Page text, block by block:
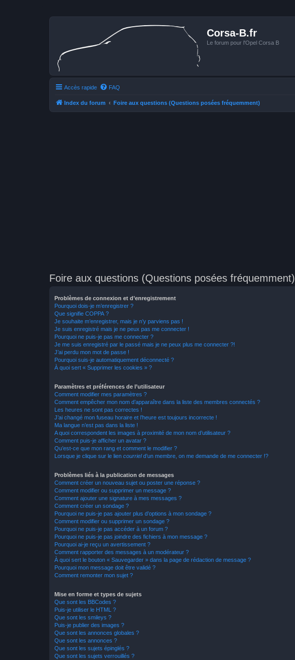
Corsa-B.fr
Le forum pour l'Opel Corsa B
Accès rapide FAQ
Index du forum Foire aux questions (Questions posées fréquemment)
Foire aux questions (Questions posées fréquemment)
Problèmes de connexion et d’enregistrement
Pourquoi dois-je m’enregistrer ?
Que signifie COPPA ?
Je souhaite m’enregistrer, mais je n’y parviens pas !
Je suis enregistré mais je ne peux pas me connecter !
Pourquoi ne puis-je pas me connecter ?
Je me suis enregistré par le passé mais je ne peux plus me connecter ?!
J’ai perdu mon mot de passe !
Pourquoi suis-je automatiquement déconnecté ?
À quoi sert « Supprimer les cookies » ?
Paramètres et préférences de l’utilisateur
Comment modifier mes paramètres ?
Comment empêcher mon nom d’apparaître dans la liste des membres connectés ?
Les heures ne sont pas correctes !
J’ai changé mon fuseau horaire et l’heure est toujours incorrecte !
Ma langue n’est pas dans la liste !
A quoi correspondent les images à proximité de mon nom d’utilisateur ?
Comment puis-je afficher un avatar ?
Qu’est-ce que mon rang et comment le modifier ?
Lorsque je clique sur le lien courrield’un membre, on me demande de me connecter !?
Problèmes liés à la publication de messages
Comment créer un nouveau sujet ou poster une réponse ?
Comment modifier ou supprimer un message ?
Comment ajouter une signature à mes messages ?
Comment créer un sondage ?
Pourquoi ne puis-je pas ajouter plus d’options à mon sondage ?
Comment modifier ou supprimer un sondage ?
Pourquoi ne puis-je pas accéder à un forum ?
Pourquoi ne puis-je pas joindre des fichiers à mon message ?
Pourquoi ai-je reçu un avertissement ?
Comment rapporter des messages à un modérateur ?
À quoi sert le bouton « Sauvegarder » dans la page de rédaction de message ?
Pourquoi mon message doit être validé ?
Comment remonter mon sujet ?
Mise en forme et types de sujets
Que sont les BBCodes ?
Puis-je utiliser le HTML ?
Que sont les smileys ?
Puis-je publier des images ?
Que sont les annonces globales ?
Que sont les annonces ?
Que sont les sujets épinglés ?
Que sont les sujets verrouillés ?